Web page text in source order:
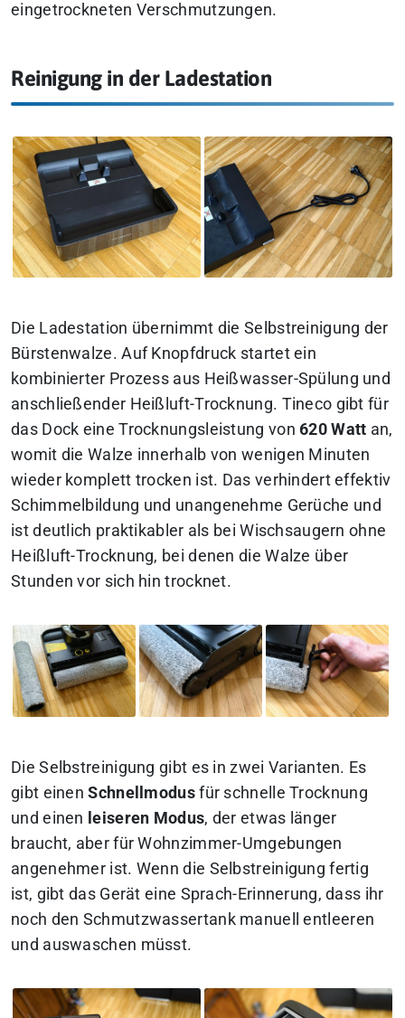
eingetrockneten Verschmutzungen.
Reinigung in der Ladestation
Die Ladestation übernimmt die Selbstreinigung der
Bürstenwalze. Auf Knopfdruck startet ein
kombinierter Prozess aus Heißwasser-Spülung und
anschließender Heißluft-Trocknung. Tineco gibt für
das Dock eine Trocknungsleistung von620 Watt an,
womit die Walze innerhalb von wenigen Minuten
wieder komplett trocken ist. Das verhindert effektiv
Schimmelbildung und unangenehme Gerüche und
ist deutlich praktikabler als bei Wischsaugern ohne
Heißluft-Trocknung, bei denen die Walze über
Stunden vor sich hin trocknet.
Die Selbstreinigung gibt es in zwei Varianten. Es
gibt einenSchnellmodusfür schnelle Trocknung
und einen leiseren Modus, der etwas länger
braucht, aber für Wohnzimmer-Umgebungen
angenehmer ist. Wenn die Selbstreinigung fertig
ist, gibt das Gerät eine Sprach-Erinnerung, dass ihr
noch den Schmutzwassertank manuell entleeren
und auswaschen müsst.